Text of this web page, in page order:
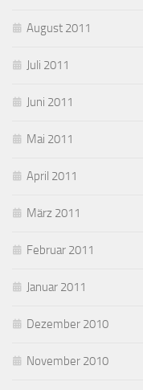
August 2011
Juli 2011
Juni 2011
Mai 2011
April 2011
März 2011
Februar 2011
Januar 2011
Dezember 2010
November 2010